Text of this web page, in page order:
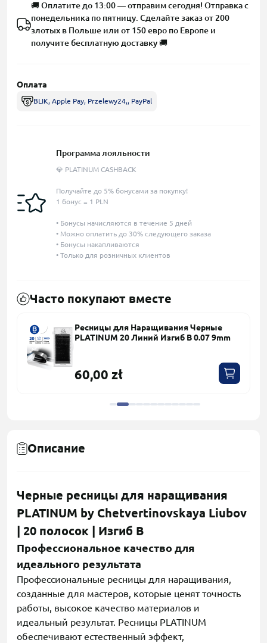
🚚 Оплатите до 13:00 — отправим сегодня! Отправка с
понедельника по пятницу. Сделайте заказ от 200
злотых в Польше или от 150 евро по Европе и
получите бесплатную доставку 🚚
Оплата
BLIK, Apple Pay, Przelewy24,, PayPal
Программа лояльности
💎 PLATINUM CASHBACK
Получайте до 5% бонусами за покупку!
1 бонус = 1 PLN
• Бонусы начисляются в течение 5 дней
• Можно оплатить до 30% следующего заказа
• Бонусы накапливаются
• Только для розничных клиентов
Часто покупают вместе
Ресницы для Наращивания Черные
PLATINUM 20 Линий Изгиб B 0.07 9mm
60,00 zł
Описание
Черные ресницы для наращивания
PLATINUM by Chetvertinovskaya Liubov
| 20 полосок | Изгиб B
Профессиональное качество для
идеального результата
Профессиональные ресницы для наращивания,
созданные для мастеров, которые ценят точность
работы, высокое качество материалов и
идеальный результат. Ресницы PLATINUM
обеспечивают естественный эффект,